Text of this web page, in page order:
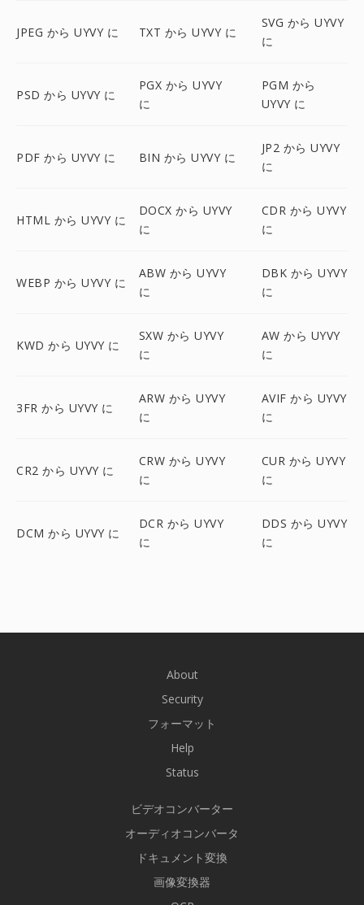
JPEG から UYVY に TXT から UYVY に
SVG から UYVY
に
PSD から UYVY に
PGX から UYVY
に
PGM から
UYVY に
PDF から UYVY に BIN から UYVY に
JP2 から UYVY
に
HTML から UYVY に
DOCX から UYVY
に
CDR から UYVY
に
WEBP から UYVY に
ABW から UYVY
に
DBK から UYVY
に
KWD から UYVY に
SXW から UYVY
に
AW から UYVY
に
3FR から UYVY に
ARW から UYVY
に
AVIF から UYVY
に
CR2 から UYVY に
CRW から UYVY
に
CUR から UYVY
に
DCM から UYVY に
DCR から UYVY
に
DDS から UYVY
に
About
Security
フォーマット
Help
Status
ビデオコンバーター
オーディオコンバータ
ドキュメント変換
画像変換器